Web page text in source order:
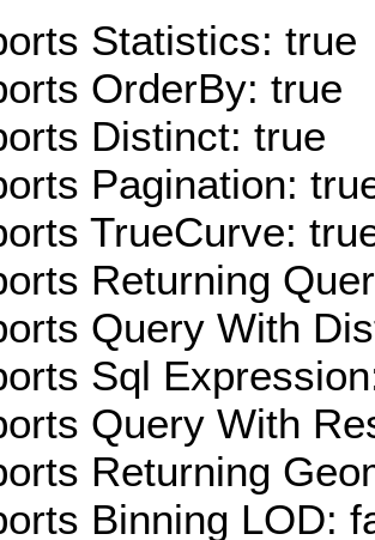
Statistics: true
OrderBy: true
Distinct: true
Pagination:
TrueCurve:
Returning
Query With
Sql
Query With
Returning
Binning LOD: